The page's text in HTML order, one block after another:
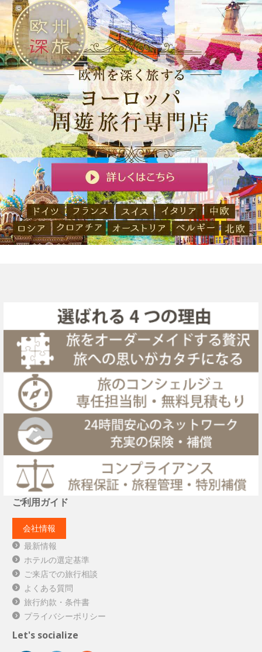
ご利用ガイド
会社情報
最新情報
ホテルの選定基準
ご来店での旅行相談
よくある質問
旅行約款・条件書
プライバシーポリシー
Let's socialize